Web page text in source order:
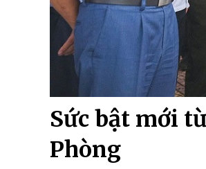
Sức bật mới
Phòng